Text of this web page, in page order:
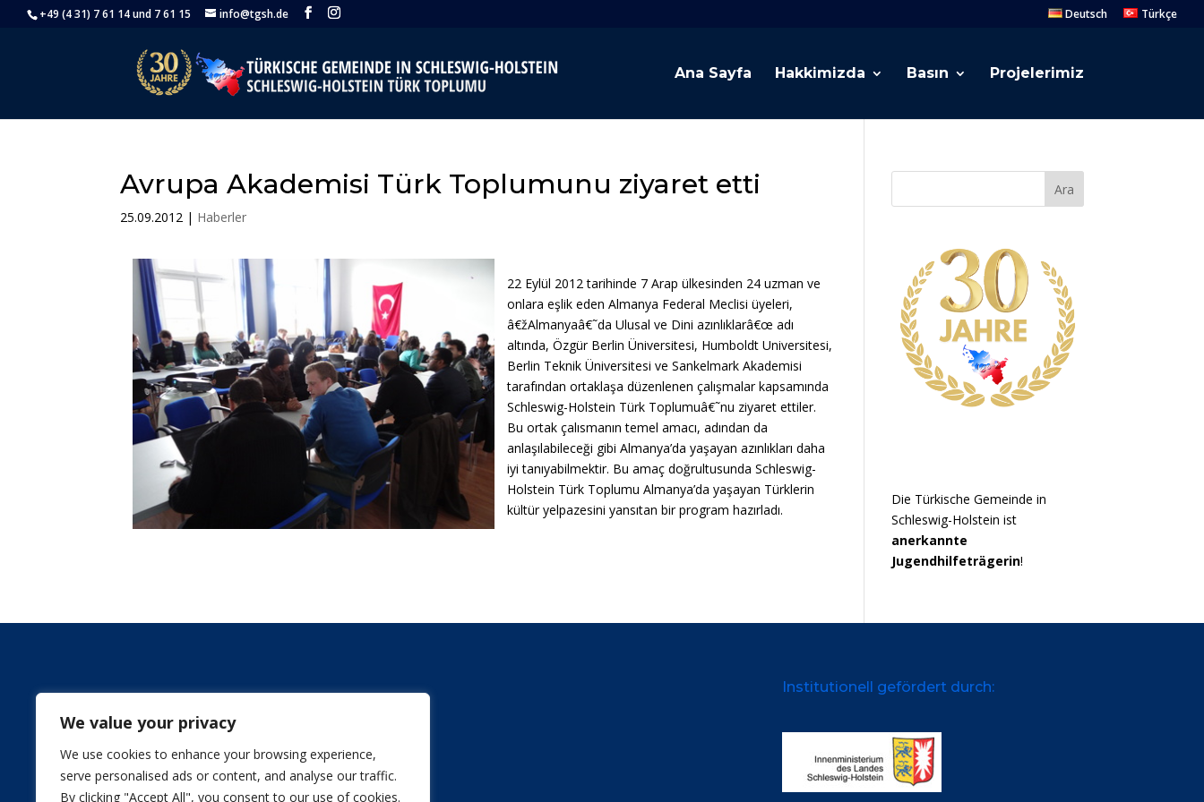
We value your privacy
We use cookies to enhance your browsing experience,
serve personalised ads or content, and analyse our traffic.
By clicking "Accept All", you consent to our use of cookies.
+49 (4 31) 7 61 14 und 7 61 15 info@tgsh.de Deutsch Türkçe
Ana Sayfa Hakkimizda Basın Projelerimiz
Avrupa Akademisi Türk Toplumunu ziyaret etti
25.09.2012 | Haberler
22 Eylül 2012 tarihinde 7 Arap ülkesinden 24 uzman ve
onlara eşlik eden Almanya Federal Meclisi üyeleri,
â€žAlmanyaâ€˜da Ulusal ve Dini azınlıklarâ€œ adı
altında, Özgür Berlin Üniversitesi, Humboldt Universitesi,
Berlin Teknik Üniversitesi ve Sankelmark Akademisi
tarafından ortaklaşa düzenlenen çalışmalar kapsamında
Schleswig-Holstein Türk Toplumuâ€˜nu ziyaret ettiler.
Bu ortak çalısmanın temel amacı, adından da
anlaşılabileceği gibi Almanya’da yaşayan azınlıkları daha
iyi tanıyabilmektir. Bu amaç doğrultusunda Schleswig-
Holstein Türk Toplumu Almanya’da yaşayan Türklerin
kültür yelpazesini yansıtan bir program hazırladı.
Ara
Die Türkische Gemeinde in
Schleswig-Holstein ist
anerkannte
Jugendhilfeträgerin!
Institutionell gefördert durch: